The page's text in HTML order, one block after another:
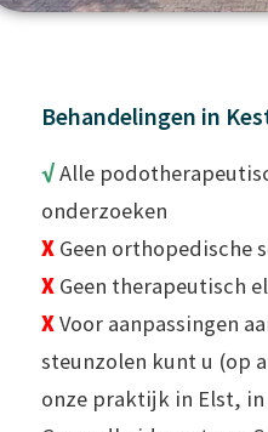
Behandelingen in
√Alle
onderzoeken
XGeen orthopedische
XGeen therapeutisch
XVoor aanpassingen
steunzolen kunt u (op
onze praktijk in Elst,